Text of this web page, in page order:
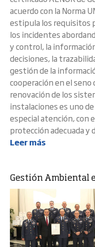
acuerdo con la Norma
estipula los requisitos
los incidentes
y control, la
decisiones, la
gestión de la
cooperación en el
renovación de los
instalaciones es uno
especial atención, con
protección adecuada y
Leer más
Gestión Ambiental